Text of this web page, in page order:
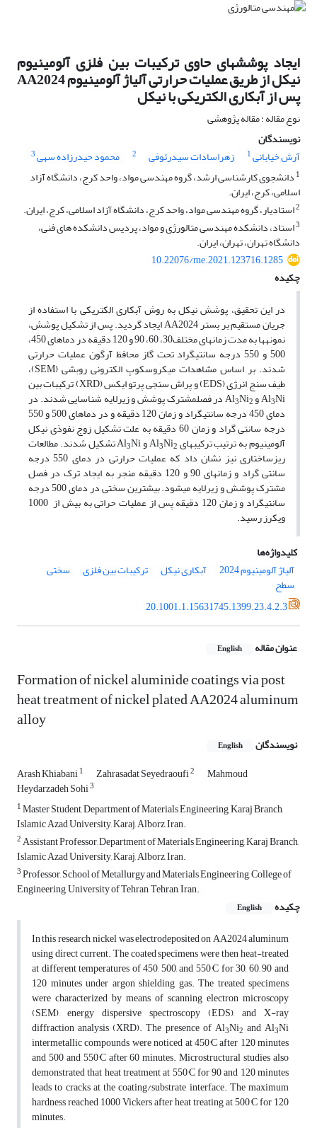
ایجاد پوششهای حاوی ترکیبات بین فلزی آلومینیوم
نیکل از طریق عملیات حرارتی آلیاژ آلومینیوم AA2024
پس از آبکاری الکتریکی با نیکل
نوع مقاله : مقاله پژوهشی
نویسندگان
آرش خیابانی1 زهراسادات سیدرئوفی 2 محمود حیدرزاده سهی3
1 دانشجوی کارشناسی ارشد، گروه مهندسی مواد، واحد کرج، دانشگاه آزاد
اسلامی، کرج، ایران.
2استادیار، گروه مهندسی مواد، واحد کرج، دانشگاه آزاد اسلامی، کرج، ایران.
3استاد، دانشکده مهندسی متالورژی و مواد، پردیس دانشکده های فنی،
دانشگاه تهران، تهران، ایران.
10.22076/me.2021.123716.1285
چکیده
در این تحقیق، پوشش نیکل به روش آبکاری الکتریکی با استفاده از
جریان مستقیم بر بستر AA2024 ایجاد گردید. پس از تشکیل پوشش،
نمونه­ها به مدت زمان‎های مختلف30، 60، 90 و 120 دقیقه در دماهای 450،
500 و 550 درجه سانتیگراد تحت گاز محافظ آرگون عملیات حرارتی
شدند. بر اساس مشاهدات میکروسکوپ الکترونی روبشی (SEM)،
طیف سنج انرژی (EDS) و پراش سنجی پرتو ایکس (XRD) ترکیبات بین
Al3Ni و Al 3Ni2 در فصل­مشترک پوشش و زیرلایه شناسایی شدند. در
دمای 450 درجه سانتی­گراد و زمان ‎120 دقیقه و در دماهای 500 و 550
درجه سانتی گراد و زمان ‎60 دقیقه به علت تشکیل زوج نفوذی نیکل
آلومینیوم به ترتیب ترکیبهای Al 3Ni2 و Al 3 Ni تشکیل شدند. مطالعات
ریزساختاری نیز نشان داد که عملیات حرارتی در دمای 550 درجه
سانتی گراد و زمان‎های 90 و 120 دقیقه منجر به ایجاد ترک در فصل
مشترک پوشش و زیرلایه می­شود. بیشترین سختی در دمای 500 درجه
سانتی گراد و زمان 120 دقیقه پس از عملیات حراتی به بیش از 1000
ویکرز رسید.
کلیدواژه‌ها
آلیاژ آلومینیوم 2024
آبکاری نیکل ترکیبات بین فلزی سختی
سطح
20.1001.1.15631745.1399.23.4.2.3
عنوان مقاله English
Formation of nickel aluminide coatings via post
heat treatment of nickel plated AA2024 aluminum
alloy
نویسندگان English
Arash Khiabani1 Zahrasadat Seyedraoufi2 Mahmoud
Heydarzadeh Sohi3
1Master Student, Department of Materials Engineering, Karaj Branch,
Islamic Azad University, Karaj, Alborz, Iran.
2Assistant Professor, Department of Materials Engineering, Karaj Branch,
Islamic Azad University, Karaj, Alborz, Iran.
3Professor, School of Metallurgy and Materials Engineering, College of
Engineering, University of Tehran, Tehran, Iran.
چکیده
English
In this research, nickel was electrodeposited on AA2024 aluminum
using direct current. The coated specimens were then heat-treated
at different temperatures of 450, 500, and 550°C for 30, 60, 90 and
120 minutes under argon shielding gas. The treated specimens
were characterized by means of scanning electron microscopy
(SEM), energy dispersive spectroscopy (EDS), and X-ray
diffraction analysis (XRD). The presence of Al3Ni2 and Al3Ni
intermetallic compounds were noticed at 450°C after 120 minutes
and 500 and 550°C after 60 minutes. Microstructural studies also
demonstrated that heat treatment at 550°C for 90 and 120 minutes
leads to cracks at the coating/substrate interface. The maximum
hardness reached 1000 Vickers after heat treating at 500°C for 120
minutes.